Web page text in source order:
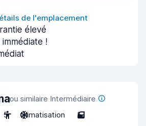
de l'emplacement
élevé
!
ou similaire Intermédiaire
5 Climatisation 5